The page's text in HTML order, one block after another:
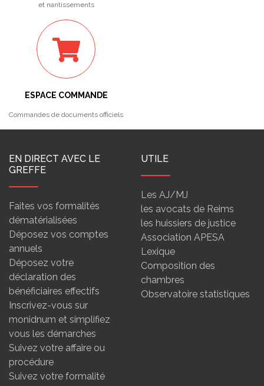
et nantissements
ESPACE COMMANDE
Commandes de documents officiels
EN DIRECT AVEC LE
GREFFE
Faites vos formalités
dématérialisées
Déposez vos comptes
annuels
Déposez votre
déclaration des
bénéficiaires effectifs
Inscrivez-vous sur
monidnum et simplifiez
vous les démarches
Suivez votre affaire ou
procédure
Suivez votre formalité
UTILE
Les AJ/MJ
les avocats de Reims
les huissiers de justice
Association APESA
Lexique
Composition des
chambres
Observatoire statistiques